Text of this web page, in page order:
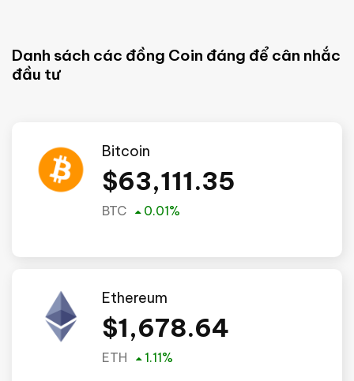
Danh sách các đồng Coin đáng để cân nhắc
đầu tư
Bitcoin
$63,111.35
BTC 0.01%
Ethereum
$1,678.64
ETH 1.11%